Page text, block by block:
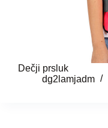
Dečji prsluk
dg2lamjadm